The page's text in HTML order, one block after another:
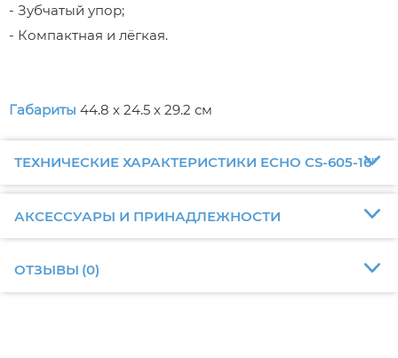
- Зубчатый упор;
- Компактная и лёгкая.
Габариты 44.8 х 24.5 х 29.2 см
ТЕХНИЧЕСКИЕ ХАРАКТЕРИСТИКИ ECHO CS-605-16"
АКСЕССУАРЫ И ПРИНАДЛЕЖНОСТИ
ОТЗЫВЫ (0)